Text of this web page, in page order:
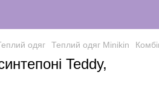
одяг Теплий одяг Minikin
Teddy,